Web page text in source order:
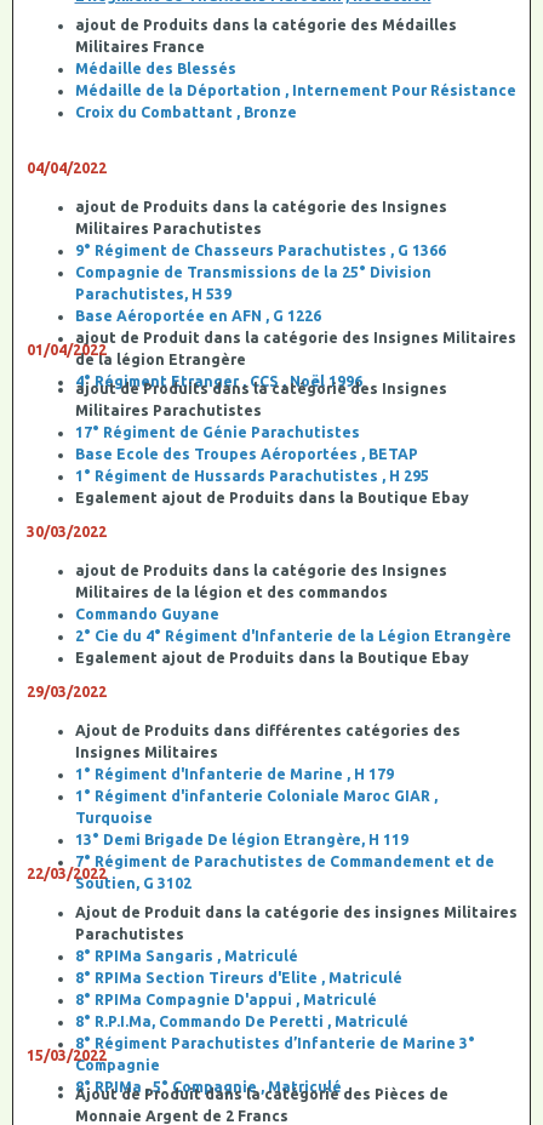
ajout de Produits dans la catégorie des Médailles
Militaires France
Médaille des Blessés
Médaille de la Déportation , Internement Pour Résistance
Croix du Combattant , Bronze
04/04/2022
ajout de Produits dans la catégorie des Insignes
Militaires Parachutistes
9° Régiment de Chasseurs Parachutistes , G 1366
Compagnie de Transmissions de la 25° Division
Parachutistes, H 539
Base Aéroportée en AFN , G 1226
ajout de Produit dans la catégorie des Insignes Militaires
de la légion Etrangère
4° Régiment Etranger , CCS , Noël 1996
01/04/2022
ajout de Produits dans la catégorie des Insignes
Militaires Parachutistes
17° Régiment de Génie Parachutistes
Base Ecole des Troupes Aéroportées , BETAP
1° Régiment de Hussards Parachutistes , H 295
Egalement ajout de Produits dans la Boutique Ebay
30/03/2022
ajout de Produits dans la catégorie des Insignes
Militaires de la légion et des commandos
Commando Guyane
2° Cie du 4° Régiment d'Infanterie de la Légion Etrangère
Egalement ajout de Produits dans la Boutique Ebay
29/03/2022
Ajout de Produits dans différentes catégories des
Insignes Militaires
1° Régiment d'Infanterie de Marine , H 179
1° Régiment d'infanterie Coloniale Maroc GIAR ,
Turquoise
13° Demi Brigade De légion Etrangère, H 119
7° Régiment de Parachutistes de Commandement et de
Soutien, G 3102
22/03/2022
Ajout de Produit dans la catégorie des insignes Militaires
Parachutistes
8° RPIMa Sangaris , Matriculé
8° RPIMa Section Tireurs d'Elite , Matriculé
8° RPIMa Compagnie D'appui , Matriculé
8° R.P.I.Ma, Commando De Peretti , Matriculé
8° Régiment Parachutistes d’Infanterie de Marine 3°
Compagnie
8° RPIMa , 5° Compagnie , Matriculé
15/03/2022
Ajout de Produit dans la catégorie des Pièces de
Monnaie Argent de 2 Francs